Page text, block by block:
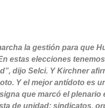
la gestión para que
estas elecciones
dijo Selci. Y Kirchner
Y el mejor antídoto es
que marcó el plenario
de unidad: sindicatos,